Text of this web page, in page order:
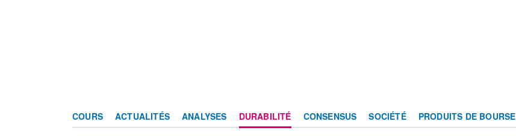
COURS ACTUALITÉS ANALYSES DURABILITÉ CONSENSUS SOCIÉTÉ PRODUITS DE BOURSE